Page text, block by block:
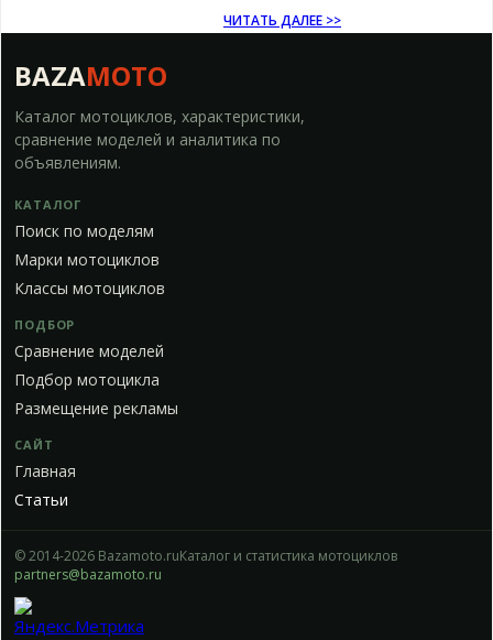
ЧИТАТЬ ДАЛЕЕ >>
BAZAMOTO
Каталог мотоциклов, характеристики,
сравнение моделей и аналитика по
объявлениям.
КАТАЛОГ
Поиск по моделям
Марки мотоциклов
Классы мотоциклов
ПОДБОР
Сравнение моделей
Подбор мотоцикла
Размещение рекламы
САЙТ
Главная
Статьи
© 2014-2026 Bazamoto.ruКаталог и статистика мотоциклов
partners@bazamoto.ru